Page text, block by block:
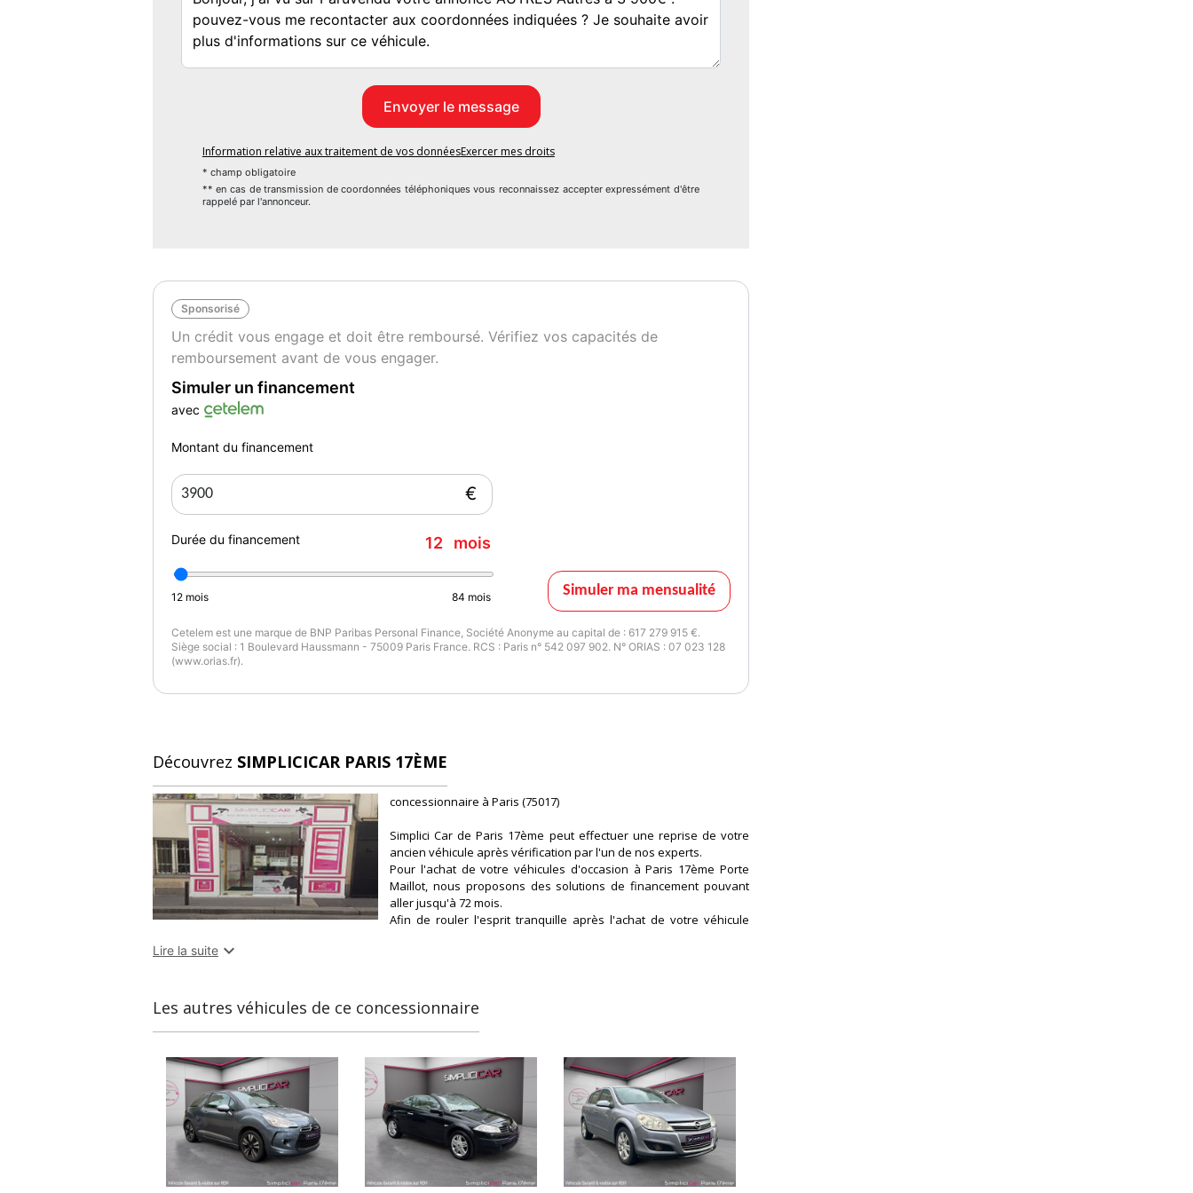
Information relative aux traitement de vos donnéesExercer mes droits
* champ obligatoire
** en cas de transmission de coordonnées téléphoniques vous reconnaissez accepter expressément d'être
rappelé par l'annonceur.
Sponsorisé
Un crédit vous engage et doit être remboursé. Vérifiez vos capacités de
remboursement avant de vous engager.
Simuler un financement
avec
Montant du financement
€
Durée du financement 12 mois
12 mois 84 mois Simuler ma mensualité
Cetelem est une marque de BNP Paribas Personal Finance, Société Anonyme au capital de : 617 279 915 €.
Siège social : 1 Boulevard Haussmann - 75009 Paris France. RCS : Paris n° 542 097 902. N° ORIAS : 07 023 128
(www.orias.fr).
Découvrez SIMPLICICAR PARIS 17ÈME
concessionnaire à Paris (75017)
Simplici Car de Paris 17ème peut effectuer une reprise de votre
ancien véhicule après vérification par l'un de nos experts.
Pour l'achat de votre véhicules d'occasion à Paris 17ème Porte
Maillot, nous proposons des solutions de financement pouvant
aller jusqu'à 72 mois.
Afin de rouler l'esprit tranquille après l'achat de votre véhicule
contactez-nous
Un problème pour vous déplacer ?
Lire la suite 
Les autres véhicules de ce concessionnaire